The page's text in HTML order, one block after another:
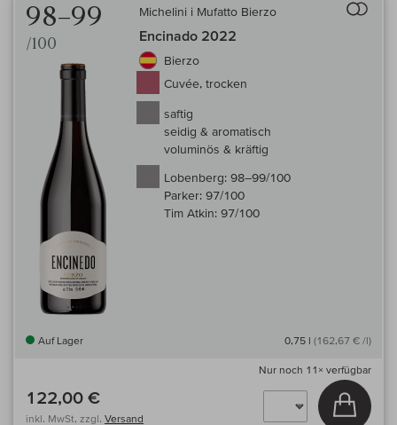
98–99
/100
Michelini i Mufatto Bierzo
Encinado 2022
Bierzo
Cuvée, trocken
saftig
seidig & aromatisch
voluminös & kräftig
Lobenberg: 98–99/100
Parker: 97/100
Tim Atkin: 97/100
Auf Lager 0,75 l (162,67 € /l)
Nur noch 11× verfügbar
122,00 €
inkl. MwSt, zzgl. Versand
In